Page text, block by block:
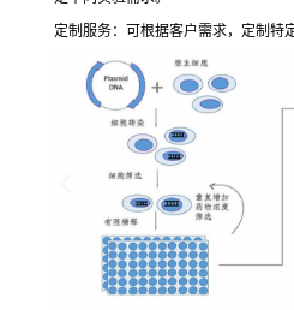
定制服务：可根据客户需求，定制特